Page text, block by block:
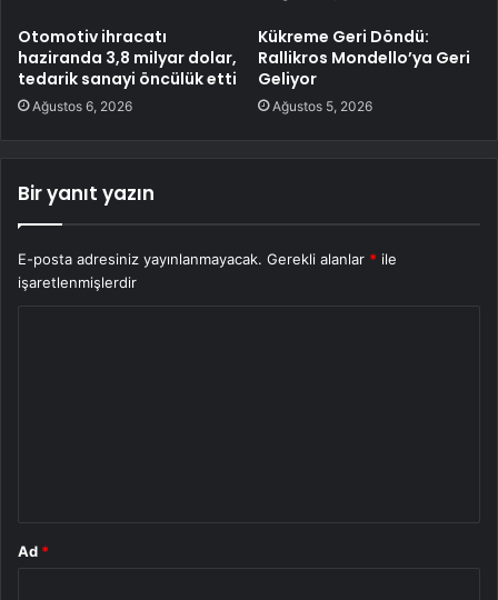
Otomotiv ihracatı
haziranda 3,8 milyar dolar,
tedarik sanayi öncülük etti
Ağustos 6, 2026
Kükreme Geri Döndü:
Rallikros Mondello’ya Geri
Geliyor
Ağustos 5, 2026
Bir yanıt yazın
E-posta adresiniz yayınlanmayacak. Gerekli alanlar * ile
işaretlenmişlerdir
Ad *